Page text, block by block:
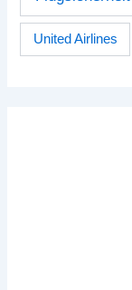
United Airlines